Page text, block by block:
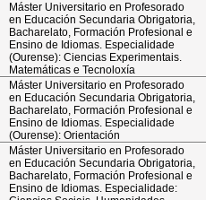
Máster Universitario en Profesorado
en Educación Secundaria Obrigatoria,
Bacharelato, Formación Profesional e
Ensino de Idiomas. Especialidade
(Ourense): Ciencias Experimentais.
Matemáticas e Tecnoloxía
Máster Universitario en Profesorado
en Educación Secundaria Obrigatoria,
Bacharelato, Formación Profesional e
Ensino de Idiomas. Especialidade
(Ourense): Orientación
Máster Universitario en Profesorado
en Educación Secundaria Obrigatoria,
Bacharelato, Formación Profesional e
Ensino de Idiomas. Especialidade: